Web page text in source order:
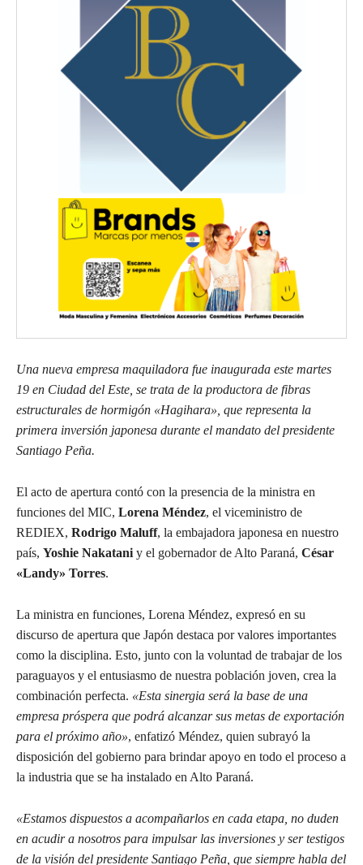
Una nueva empresa maquiladora fue inaugurada este martes
19 en Ciudad del Este, se trata de la productora de fibras
estructurales de hormigón «Hagihara», que representa la
primera inversión japonesa durante el mandato del presidente
Santiago Peña.
El acto de apertura contó con la presencia de la ministra en
funciones del MIC, Lorena Méndez, el viceministro de
REDIEX, Rodrigo Maluff, la embajadora japonesa en nuestro
país, Yoshie Nakatani y el gobernador de Alto Paraná, César
«Landy» Torres.
La ministra en funciones, Lorena Méndez, expresó en su
discurso de apertura que Japón destaca por valores importantes
como la disciplina. Esto, junto con la voluntad de trabajar de los
paraguayos y el entusiasmo de nuestra población joven, crea la
combinación perfecta. «Esta sinergia será la base de una
empresa próspera que podrá alcanzar sus metas de exportación
para el próximo año», enfatizó Méndez, quien subrayó la
disposición del gobierno para brindar apoyo en todo el proceso a
la industria que se ha instalado en Alto Paraná.
«Estamos dispuestos a acompañarlos en cada etapa, no duden
en acudir a nosotros para impulsar las inversiones y ser testigos
de la visión del presidente Santiago Peña, que siempre habla del